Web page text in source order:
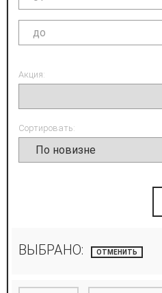
Акция:
Сортировать:
ВЫБРАНО: ОТМЕНИТЬ